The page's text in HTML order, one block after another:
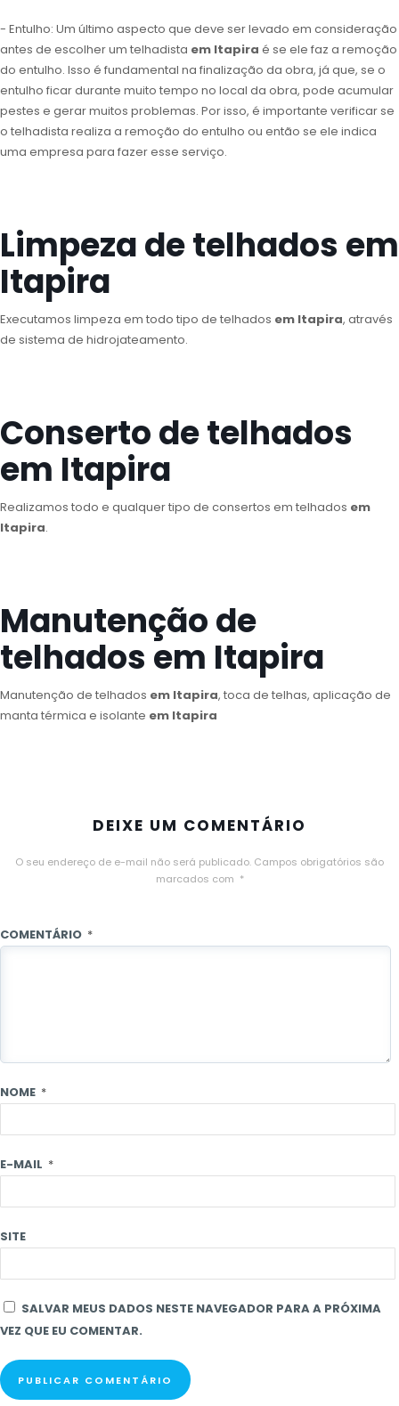
- Entulho: Um último aspecto que deve ser levado em consideração
antes de escolher um telhadista em Itapira é se ele faz a remoção
do entulho. Isso é fundamental na finalização da obra, já que, se o
entulho ficar durante muito tempo no local da obra, pode acumular
pestes e gerar muitos problemas. Por isso, é importante verificar se
o telhadista realiza a remoção do entulho ou então se ele indica
uma empresa para fazer esse serviço.
Limpeza de telhados em
Itapira
Executamos limpeza em todo tipo de telhados em Itapira, através
de sistema de hidrojateamento.
Conserto de telhados
em Itapira
Realizamos todo e qualquer tipo de consertos em telhados em
Itapira.
Manutenção de
telhados em Itapira
Manutenção de telhados em Itapira, toca de telhas, aplicação de
manta térmica e isolante em Itapira
DEIXE UM COMENTÁRIO
O seu endereço de e-mail não será publicado. Campos obrigatórios são
marcados com *
COMENTÁRIO *
NOME *
E-MAIL *
SITE
SALVAR MEUS DADOS NESTE NAVEGADOR PARA A PRÓXIMA
VEZ QUE EU COMENTAR.